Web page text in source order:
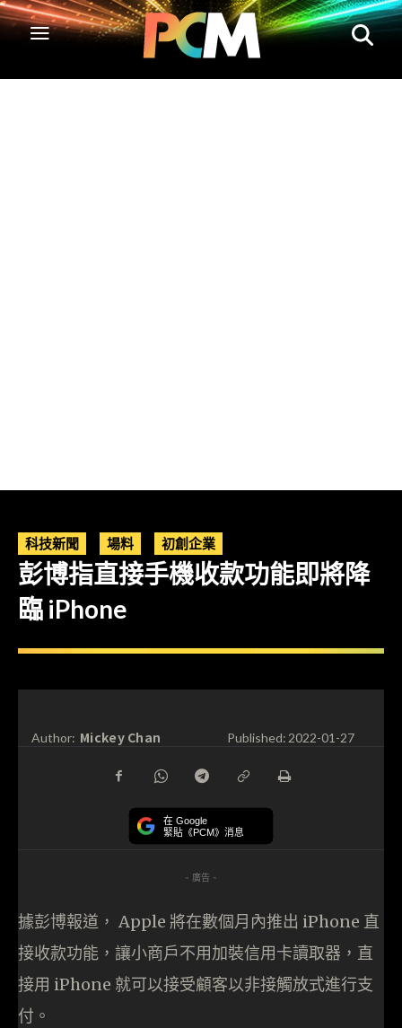
科技新聞 場料 初創企業
彭博指直接手機收款功能即將降
臨 iPhone
Author: Mickey Chan Published:2022-01-27
在 Google
緊貼《PCM》消息
- 廣告 -
據彭博報道， Apple 將在數個月內推出 iPhone 直
接收款功能，讓小商戶不用加裝信用卡讀取器，直
接用 iPhone 就可以接受顧客以非接觸放式進行支
付。